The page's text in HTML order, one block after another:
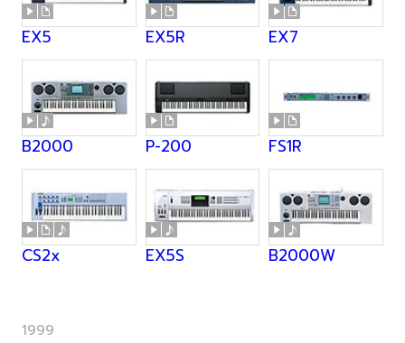
EX5 EX5R EX7
B2000 P-200 FS1R
CS2x EX5S B2000W
1999